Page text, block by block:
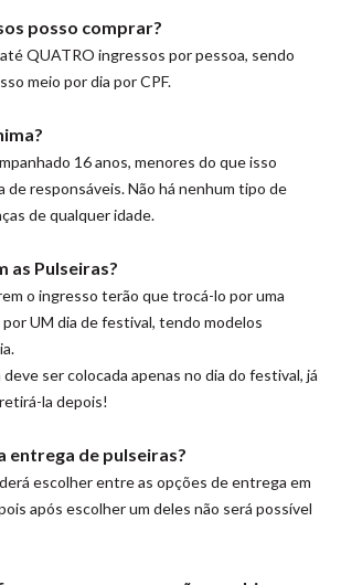
posso comprar?
QUATRO ingressos por pessoa, sendo
meio por dia por CPF.
16 anos, menores do que isso
de responsáveis. Não há nenhum tipo de
de qualquer idade.
as Pulseiras?
o ingresso terão que trocá-lo por uma
UM dia de festival, tendo modelos
ser colocada apenas no dia do festival, já
la depois!
entrega de pulseiras?
escolher entre as opções de entrega em
após escolher um deles não será possível